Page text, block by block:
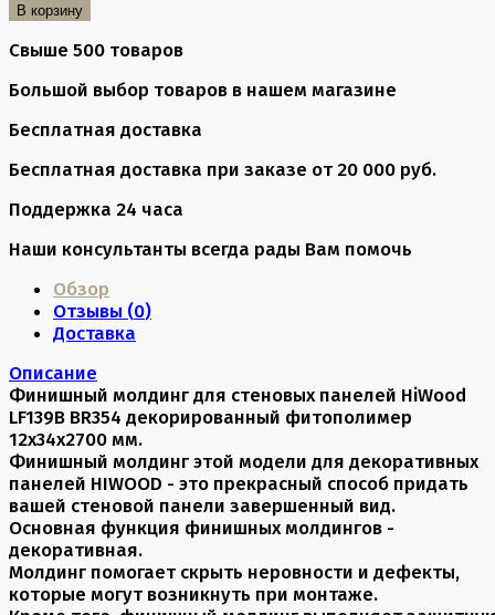
В корзину
Свыше 500 товаров
Большой выбор товаров в нашем магазине
Бесплатная доставка
Бесплатная доставка при заказе от 20 000 руб.
Поддержка 24 часа
Наши консультанты всегда рады Вам помочь
Обзор
Отзывы (0)
Доставка
Описание
Финишный молдинг для стеновых панелей HiWood
LF139B BR354 декорированный фитополимер
12х34х2700 мм.
Финишный молдинг этой модели для декоративных
панелей HIWOOD - это прекрасный способ придать
вашей стеновой панели завершенный вид.
Основная функция финишных молдингов -
декоративная.
Молдинг помогает скрыть неровности и дефекты,
которые могут возникнуть при монтаже.